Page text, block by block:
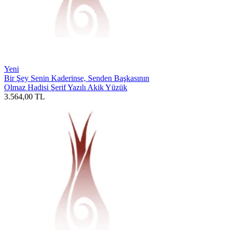
Yeni
Bir Şey Senin Kaderinse, Senden Başkasının
Olmaz Hadisi Şerif Yazılı Akik Yüzük
3.564,00 TL